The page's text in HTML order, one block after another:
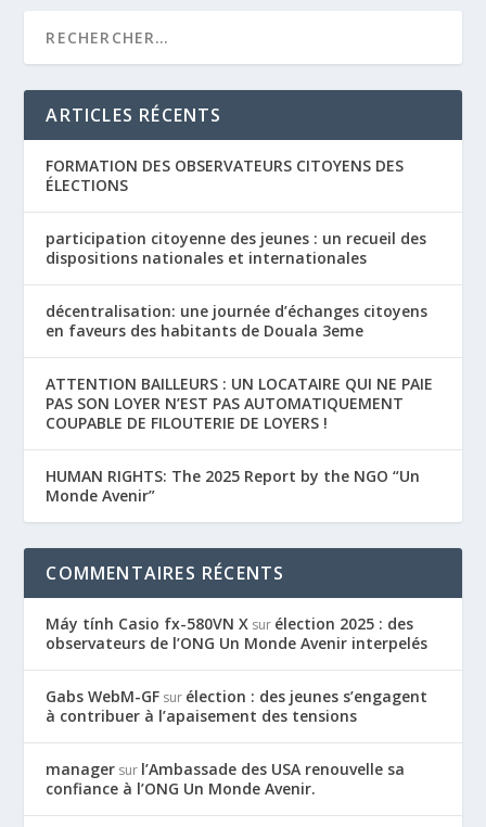
ARTICLES RÉCENTS
FORMATION DES OBSERVATEURS CITOYENS DES
ÉLECTIONS
participation citoyenne des jeunes : un recueil des
dispositions nationales et internationales
décentralisation: une journée d’échanges citoyens
en faveurs des habitants de Douala 3eme
ATTENTION BAILLEURS : UN LOCATAIRE QUI NE PAIE
PAS SON LOYER N’EST PAS AUTOMATIQUEMENT
COUPABLE DE FILOUTERIE DE LOYERS !
HUMAN RIGHTS: The 2025 Report by the NGO “Un
Monde Avenir”
COMMENTAIRES RÉCENTS
Máy tính Casio fx-580VN X sur élection 2025 : des
observateurs de l’ONG Un Monde Avenir interpelés
Gabs WebM-GF sur élection : des jeunes s’engagent
à contribuer à l’apaisement des tensions
manager sur l’Ambassade des USA renouvelle sa
confiance à l’ONG Un Monde Avenir.